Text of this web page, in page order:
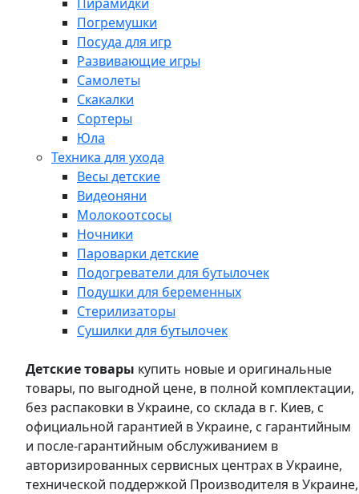
Погремушки
Посуда для игр
Развивающие игры
Самолеты
Скакалки
Сортеры
Юла
Техника для ухода
Весы детские
Видеоняни
Молокоотсосы
Ночники
Пароварки детские
Подогреватели для бутылочек
Подушки для беременных
Стерилизаторы
Сушилки для бутылочек
Детские товары купить новые и оригинальные
товары, по выгодной цене, в полной комплектации,
без распаковки в Украине, со склада в г. Киев, с
официальной гарантией в Украине, с гарантийным
и после-гарантийным обслуживанием в
авторизированных сервисных центрах в Украине,
технической поддержкой Производителя в Украине,